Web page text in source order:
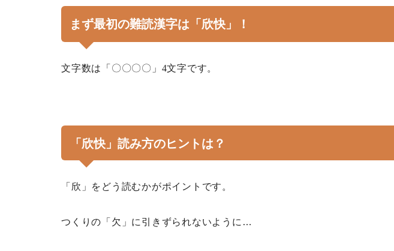
まず最初の難読漢字は「欣快」！
文字数は「〇〇〇〇」 4文字です。
「欣快」読み方のヒントは？
「欣」をどう読むかがポイントです。
つくりの「欠」に引きずられないように…